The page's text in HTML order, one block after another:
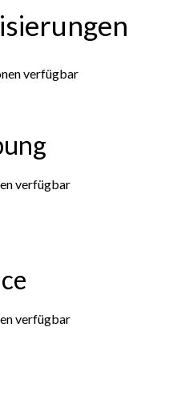
verfügbar
verfügbar
verfügbar